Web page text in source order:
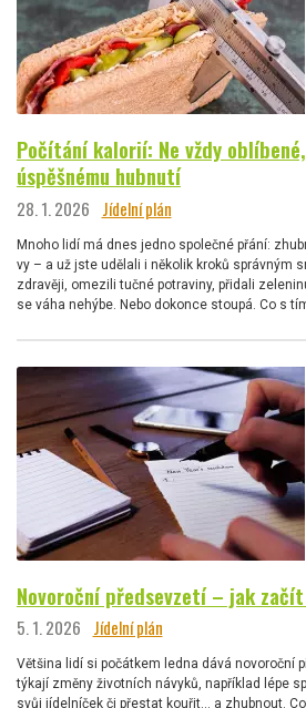
Počítání kalorií: Ne vždy
úspěšnému hubnutí
28. 1. 2026 Jídelní plán
Mnoho lidí má dnes jedno společné přání:
vy – a už jste udělali i několik kroků správným
zdravěji, omezili tučné potraviny, přidali
se váha nehýbe. Nebo dokonce stoupá. Co s
Novoroční předsevzetí – jak
5. 1. 2026 Jídelní plán
Většina lidí si počátkem ledna dává novoroční
týkají změny životních návyků, například lépe
svůj jídelníček či přestat kouřit… a zhubnout.